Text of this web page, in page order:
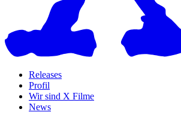
Releases
Profil
Wir sind X Filme
News